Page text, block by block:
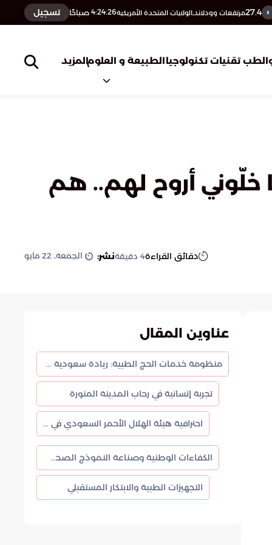
27.4مرتفعات وودلاند,الولايات المتحدة الأمريكية4:24:27 صباحًا تسجيل
تقنيات تكنولوجياالطبيعة و العلومالمزيد
خلّوني أروح لهم.. هم
دقائق القراءة4 دقيقةنشر: الجمعة, 22 مايو
عناوين المقال
منظومة خدمات الحج الطبية: ريادة سعودية في الرعاية الصحية لضيوف الرحمن
تجربة إنسانية في رحاب المدينة المنورة
احترافية هيئة الهلال الأحمر السعودي في الميدان
الكفاءات الوطنية وصناعة النموذج الصحي العالمي
التجهيزات الطبية والابتكار المستقبلي